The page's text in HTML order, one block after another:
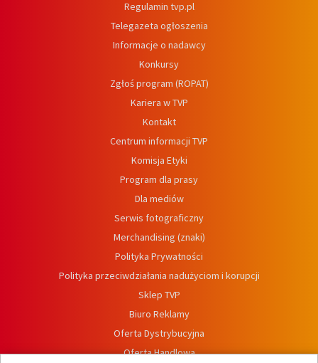
Regulamin tvp.pl
Telegazeta ogłoszenia
Informacje o nadawcy
Konkursy
Zgłoś program (ROPAT)
Kariera w TVP
Kontakt
Centrum informacji TVP
Komisja Etyki
Program dla prasy
Dla mediów
Serwis fotograficzny
Merchandising (znaki)
Polityka Prywatności
Polityka przeciwdziałania nadużyciom i korupcji
Sklep TVP
Biuro Reklamy
Oferta Dystrybucyjna
Oferta Handlowa